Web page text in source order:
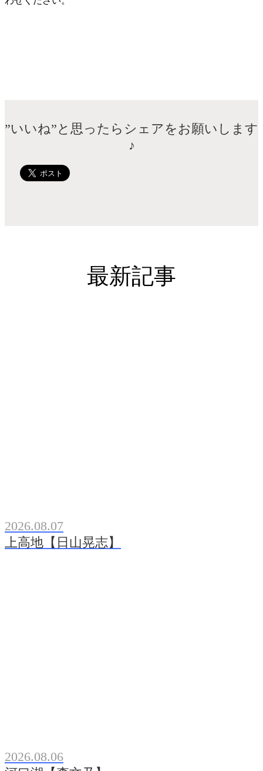
”いいね”と思ったらシェアをお願いします
♪
最新記事
2026.08.07
上高地【日山晃志】
2026.08.06